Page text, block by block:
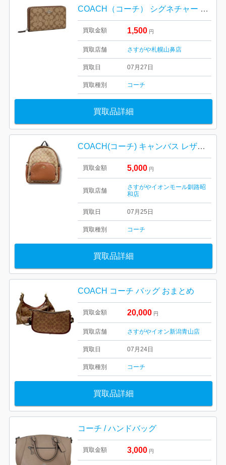
COACH（コーチ） シグネチャー ラウンドファスナー長財布
買取金額 1,500 円
買取店舗 さすがや札幌山鼻店
買取日 07月27日
買取種別 コーチ
買取品詳細
COACH(コーチ) キャンバス レザー シグネチャー リュック
買取金額 5,000 円
買取店舗
さすがやイオンモール釧路昭
和店
買取日 07月25日
買取種別 コーチ
買取品詳細
COACH コーチ バッグ おまとめ
買取金額 20,000 円
買取店舗 さすがやイオン新潟青山店
買取日 07月24日
買取種別 コーチ
買取品詳細
コーチ / ハンドバッグ
買取金額 3,000 円